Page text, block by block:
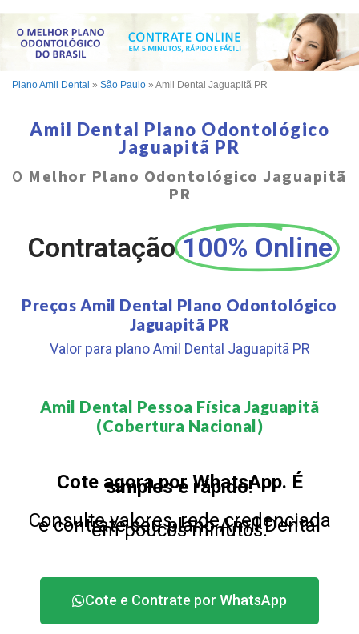
Plano Amil Dental » São Paulo » Amil Dental Jaguapitã PR
Amil Dental Plano Odontológico
Jaguapitã PR
O Melhor Plano Odontológico Jaguapitã
PR
Contratação 100% Online
Preços Amil Dental Plano Odontológico
Jaguapitã PR
Valor para plano Amil Dental Jaguapitã PR
Amil Dental Pessoa Física Jaguapitã
(Cobertura Nacional)​
Cote agora por WhatsApp. É
simples e rápido!
Consulte valores, rede credenciada
e contrate seu plano Amil Dental
em poucos minutos.
Cote e Contrate por WhatsApp